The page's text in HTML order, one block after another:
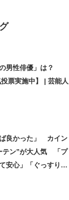
男性俳優」は？
投票実施中】 | 芸能人
ば良かった」 カイン
テン”が大人気 「プ
安心」「ぐっすり眠